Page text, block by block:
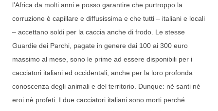
l’Africa da molti anni e posso garantire che purtroppo la
corruzione è capillare e diffusissima e che tutti – italiani e locali
– accettano soldi per la caccia anche di frodo. Le stesse
Guardie dei Parchi, pagate in genere dai 100 ai 300 euro
massimo al mese, sono le prime ad essere disponibili per i
cacciatori italiani ed occidentali, anche per la loro profonda
conoscenza degli animali e del territorio. Dunque: nè santi nè
eroi nè profeti. I due cacciatori italiani sono morti perché